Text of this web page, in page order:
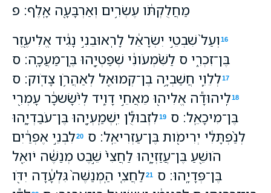
מַחֲלֻקְתֹּ֔ו עֶשְׂרִ֥ים וְאַרְבָּעָ֖ה אָֽלֶף׃ פ
16 וְעַל֙ שִׁבְטֵ֣י יִשְׂרָאֵ֔ל לָרֽאוּבֵנִ֣י נָגִ֔יד אֱלִיעֶ֖זֶר
בֶּן־זִכְרִ֑י ס לַשִּׁ֨מְעֹונִ֔י שְׁפַטְיָ֖הוּ בֶּֽן־מַעֲכָֽה׃ ס
17לְלֵוִ֛י חֲשַׁבְיָ֥ה בֶן־קְמוּאֵ֖ל לְאַהֲרֹ֥ן צָדֹֽוק׃ ס
18לִֽיהוּדָ֕ה אֱלִיה֖וּ מֵאֲחֵ֣י דָוִ֑יד לְיִ֨שָׂשכָ֔ר עָמְרִ֖י
בֶּן־מִיכָאֵֽל׃ ס
19לִזְבוּלֻ֕ן יִֽשְׁמַֽעְיָ֖הוּ בֶּן־עֹבַדְיָ֑הוּ
לְנַ֨פְתָּלִ֔י יְרִימֹ֖ות בֶּן־עַזְרִיאֵֽל׃ ס
20לִבְנֵ֣י אֶפְרַ֔יִם
הֹושֵׁ֖עַ בֶּן־עֲזַזְיָ֑הוּ לַחֲצִי֙ שֵׁ֣בֶט מְנַשֶּׁ֔ה יֹואֵ֖ל
בֶּן־פְּדָיָֽהוּ׃ ס
21לַחֲצִ֤י הַֽמְנַשֶּׁה֙ גִּלְעָ֔דָה יִדֹּ֖ו